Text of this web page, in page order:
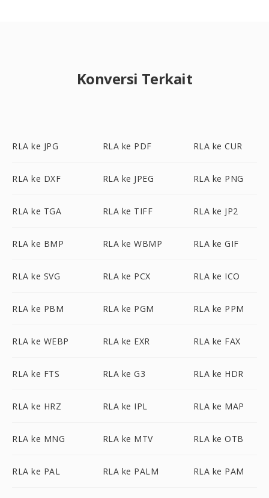
Konversi Terkait
RLA ke JPG RLA ke PDF RLA ke CUR
RLA ke DXF RLA ke JPEG RLA ke PNG
RLA ke TGA RLA ke TIFF RLA ke JP2
RLA ke BMP RLA ke WBMP RLA ke GIF
RLA ke SVG RLA ke PCX RLA ke ICO
RLA ke PBM RLA ke PGM RLA ke PPM
RLA ke WEBP RLA ke EXR RLA ke FAX
RLA ke FTS RLA ke G3 RLA ke HDR
RLA ke HRZ RLA ke IPL RLA ke MAP
RLA ke MNG RLA ke MTV RLA ke OTB
RLA ke PAL RLA ke PALM RLA ke PAM